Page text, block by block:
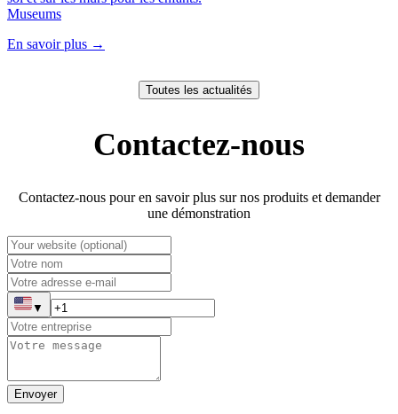
Museums
En savoir plus →
Toutes les actualités
Contactez-nous
Contactez-nous pour en savoir plus sur nos produits et demander
une démonstration
▼
Envoyer